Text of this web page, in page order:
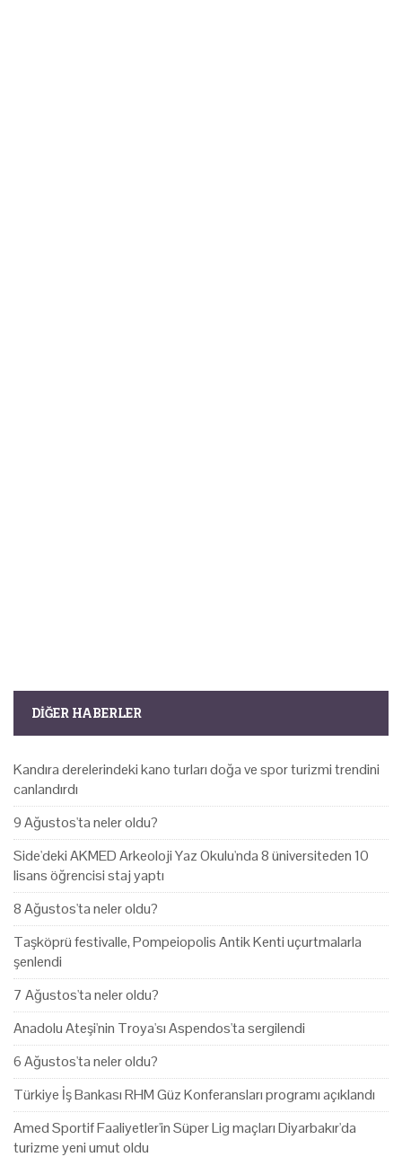
DIĞER HABERLER
Kandıra derelerindeki kano turları doğa ve spor turizmi trendini
canlandırdı
9 Ağustos'ta neler oldu?
Side'deki AKMED Arkeoloji Yaz Okulu'nda 8 üniversiteden 10
lisans öğrencisi staj yaptı
8 Ağustos'ta neler oldu?
Taşköprü festivalle, Pompeiopolis Antik Kenti uçurtmalarla
şenlendi
7 Ağustos'ta neler oldu?
Anadolu Ateşi'nin Troya'sı Aspendos'ta sergilendi
6 Ağustos'ta neler oldu?
Türkiye İş Bankası RHM Güz Konferansları programı açıklandı
Amed Sportif Faaliyetler'in Süper Lig maçları Diyarbakır'da
turizme yeni umut oldu